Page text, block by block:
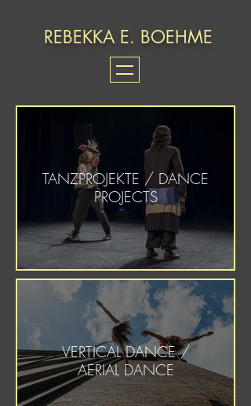
REBEKKA E. BOEHME
TANZPROJEKTE / DANCE
PROJECTS
VERTICAL DANCE /
AERIAL DANCE